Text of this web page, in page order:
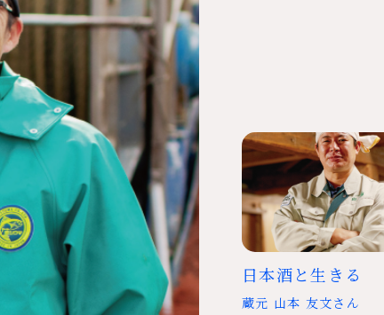
日本酒と生きる
蔵元 山本 友文さん